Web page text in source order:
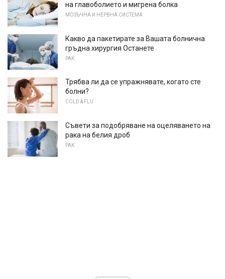
на главоболието и мигрена болка
МОЗЪЧНА И НЕРВНА СИСТЕМА
Какво да пакетирате за Вашата болнична
гръдна хирургия Останете
РАК
Трябва ли да се упражнявате, когато сте
болни?
COLD & FLU
Съвети за подобряване на оцеляването на
рака на белия дроб
РАК